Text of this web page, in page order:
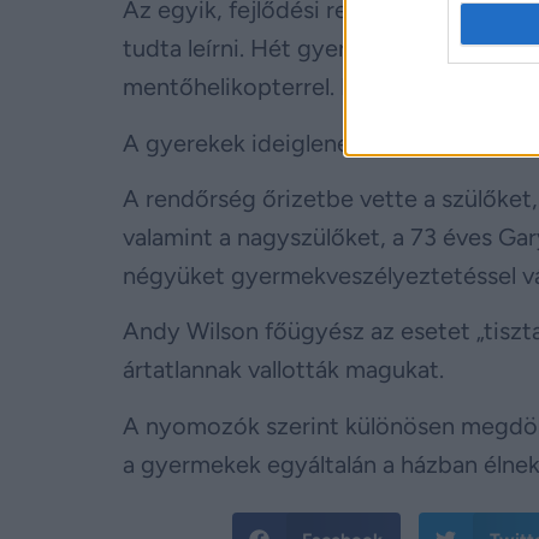
Az egyik, fejlődési rendellenességgel
tudta leírni. Hét gyermeket kórházba
mentőhelikopterrel. Egy gyermek
A gyerekek ideiglenes felügyeletét az
A rendőrség őrizetbe vette a
valamint a nagyszülőket, a 73 éves
négyüket gyermekveszélyeztetéssel
Andy Wilson főügyész az esetet
ártatlannak vallották magukat.
A nyomozók szerint különösen
a gyermekek egyáltalán a házban